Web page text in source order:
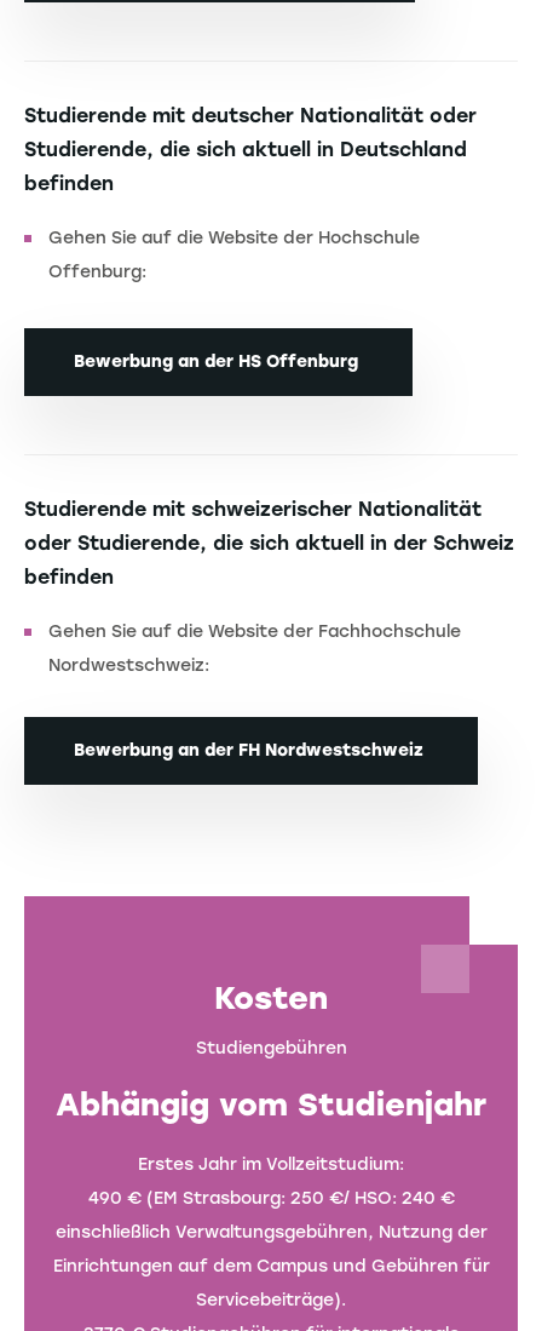
Studierende mit deutscher Nationalität oder
Studierende, die sich aktuell in Deutschland
befinden
Gehen Sie auf die Website der Hochschule
Offenburg:
Bewerbung an der HS Offenburg
Studierende mit schweizerischer Nationalität
oder Studierende, die sich aktuell in der Schweiz
befinden
Gehen Sie auf die Website der Fachhochschule
Nordwestschweiz:
Bewerbung an der FH Nordwestschweiz
Kosten
Studiengebühren
Abhängig vom Studienjahr
Erstes Jahr im Vollzeitstudium:
490 € (EM Strasbourg: 250 €/ HSO: 240 €
einschließlich Verwaltungsgebühren, Nutzung der
Einrichtungen auf dem Campus und Gebühren für
Servicebeiträge).